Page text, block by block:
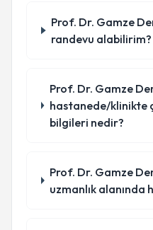
Prof. Dr. Gamze
randevu alabilirim?
Prof. Dr. Gamze
hastanede/klinikte
bilgileri nedir?
Prof. Dr. Gamze
uzmanlık alanında